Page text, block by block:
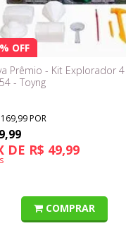
OFF
Prêmio - Kit Explorador
- Toyng
POR
DE R$ 49,99
COMPRAR